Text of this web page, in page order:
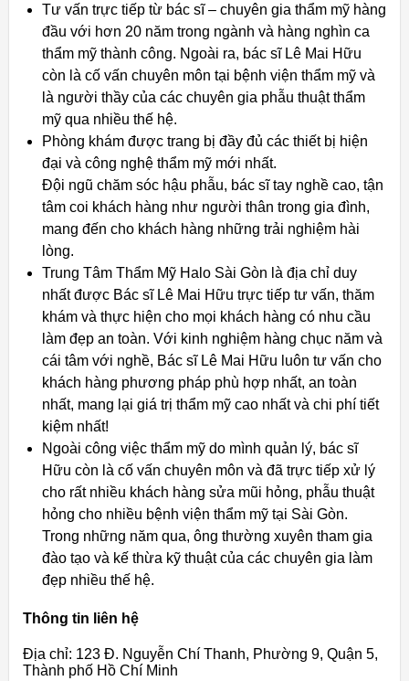
Tư vấn trực tiếp từ bác sĩ – chuyên gia thẩm mỹ hàng
đầu với hơn 20 năm trong ngành và hàng nghìn ca
thẩm mỹ thành công. Ngoài ra, bác sĩ Lê Mai Hữu
còn là cố vấn chuyên môn tại bệnh viện thẩm mỹ và
là người thầy của các chuyên gia phẫu thuật thẩm
mỹ qua nhiều thế hệ.
Phòng khám được trang bị đầy đủ các thiết bị hiện
đại và công nghệ thẩm mỹ mới nhất.
Đội ngũ chăm sóc hậu phẫu, bác sĩ tay nghề cao, tận
tâm coi khách hàng như người thân trong gia đình,
mang đến cho khách hàng những trải nghiệm hài
lòng.
Trung Tâm Thẩm Mỹ Halo Sài Gòn là địa chỉ duy
nhất được Bác sĩ Lê Mai Hữu trực tiếp tư vấn, thăm
khám và thực hiện cho mọi khách hàng có nhu cầu
làm đẹp an toàn. Với kinh nghiệm hàng chục năm và
cái tâm với nghề, Bác sĩ Lê Mai Hữu luôn tư vấn cho
khách hàng phương pháp phù hợp nhất, an toàn
nhất, mang lại giá trị thẩm mỹ cao nhất và chi phí tiết
kiệm nhất!
Ngoài công việc thẩm mỹ do mình quản lý, bác sĩ
Hữu còn là cố vấn chuyên môn và đã trực tiếp xử lý
cho rất nhiều khách hàng sửa mũi hỏng, phẫu thuật
hỏng cho nhiều bệnh viện thẩm mỹ tại Sài Gòn.
Trong những năm qua, ông thường xuyên tham gia
đào tạo và kế thừa kỹ thuật của các chuyên gia làm
đẹp nhiều thế hệ.
Thông tin liên hệ
Địa chỉ: 123 Đ. Nguyễn Chí Thanh, Phường 9, Quận 5,
Thành phố Hồ Chí Minh